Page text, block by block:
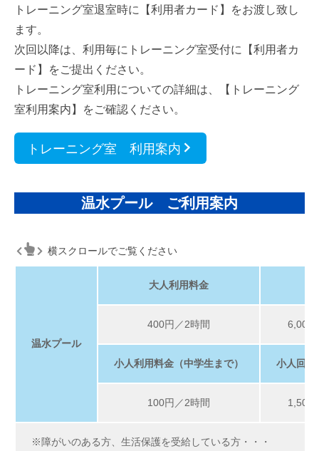
トレーニング室退室時に【利用者カード】をお渡し致し
ます。
次回以降は、利用毎にトレーニング室受付に【利用者カ
ード】をご提出ください。
トレーニング室利用についての詳細は、【トレーニング
室利用案内】をご確認ください。
トレーニング室 利用案内
温水プール ご利用案内
横スクロールでご覧ください
温水プール
大人利用料金
400円／2時間 6,000
小人利用料金（中学生まで） 小人回数
100円／2時間 1,500
※障がいのある方、生活保護を受給している方・・・